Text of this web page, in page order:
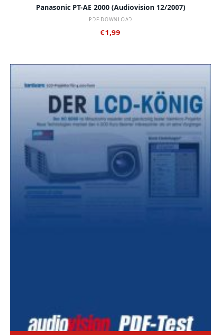
Panasonic PT-AE 2000 (audiovision 12/2007)
PDF-DOWNLOAD
€1,99